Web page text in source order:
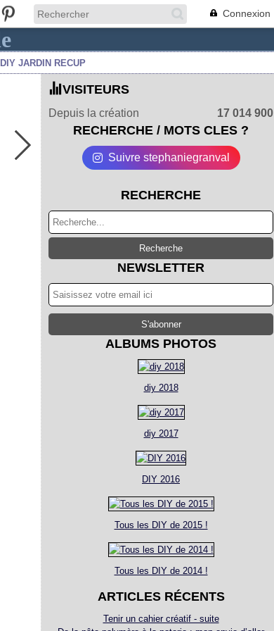
Connexion
DIY JARDIN RECUP
VISITEURS
Depuis la création 17 014 900
RECHERCHE / MOTS CLES ?
Suivre stephaniegranval
RECHERCHE
NEWSLETTER
ALBUMS PHOTOS
diy 2018
diy 2017
DIY 2016
Tous les DIY de 2015 !
Tous les DIY de 2014 !
ARTICLES RÉCENTS
Tenir un cahier créatif - suite